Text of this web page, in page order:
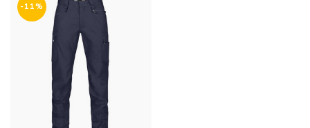
-11%